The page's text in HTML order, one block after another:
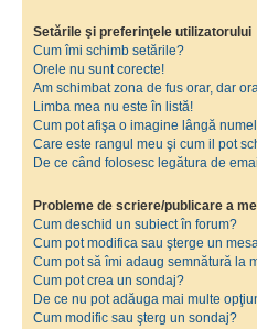
Setările şi preferinţele utilizatorului
Cum îmi schimb setările?
Orele nu sunt corecte!
Am schimbat zona de fus orar, dar
Limba mea nu este în listă!
Cum pot afişa o imagine lângă
Care este rangul meu şi cum il pot
De ce când folosesc legătura de
Probleme de scriere/publicare a
Cum deschid un subiect în forum?
Cum pot modifica sau şterge un
Cum pot să îmi adaug semnătură la
Cum pot crea un sondaj?
De ce nu pot adăuga mai multe
Cum modific sau şterg un sondaj?